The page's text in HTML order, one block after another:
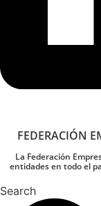
FEDERACIÓN
La Federación
entidades en todo el
Search